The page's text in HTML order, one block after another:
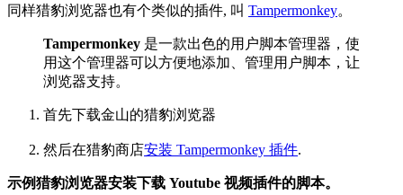
同样猎豹浏览器也有个类似的插件, 叫 Tampermonkey。
Tampermonkey 是一款出色的用户脚本管理器，使
用这个管理器可以方便地添加、管理用户脚本，让
浏览器支持。
首先下载金山的猎豹浏览器
然后在猎豹商店安装 Tampermonkey 插件.
示例猎豹浏览器安装下载 Youtube 视频插件的脚本。